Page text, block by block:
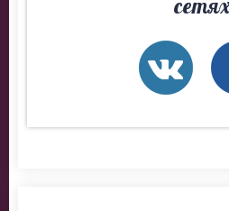
разные категории
Губернский театр. Если не
билеты на Собака на сене,
и мы обязательно подберем